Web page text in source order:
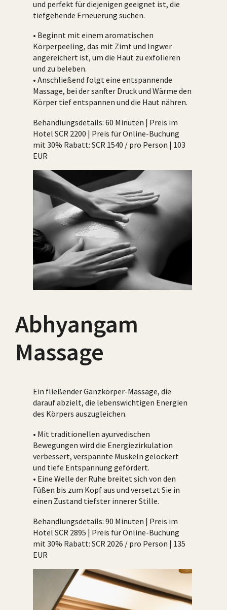
und perfekt für diejenigen geeignet ist, die
tiefgehende Erneuerung suchen.
• Beginnt mit einem aromatischen
Körperpeeling, das mit Zimt und Ingwer
angereichert ist, um die Haut zu exfolieren
und zu beleben.
• Anschließend folgt eine entspannende
Massage, bei der sanfter Druck und Wärme den
Körper tief entspannen und die Haut nähren.
Behandlungsdetails: 60 Minuten | Preis im
Hotel SCR 2200 | Preis für Online-Buchung
mit 30% Rabatt: SCR 1540 / pro Person | 103
EUR
Abhyangam
Massage
Ein fließender Ganzkörper-Massage, die
darauf abzielt, die lebenswichtigen Energien
des Körpers auszugleichen.
• Mit traditionellen ayurvedischen
Bewegungen wird die Energiezirkulation
verbessert, verspannte Muskeln gelockert
und tiefe Entspannung gefördert.
• Eine Welle der Ruhe breitet sich von den
Füßen bis zum Kopf aus und versetzt Sie in
einen Zustand tiefster innerer Stille.
Behandlungsdetails: 90 Minuten | Preis im
Hotel SCR 2895 | Preis für Online-Buchung
mit 30% Rabatt: SCR 2026 / pro Person | 135
EUR